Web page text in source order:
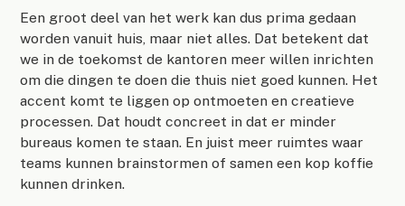
Een groot deel van het werk kan dus prima gedaan
worden vanuit huis, maar niet alles. Dat betekent dat
we in de toekomst de kantoren meer willen inrichten
om die dingen te doen die thuis niet goed kunnen. Het
accent komt te liggen op ontmoeten en creatieve
processen. Dat houdt concreet in dat er minder
bureaus komen te staan. En juist meer ruimtes waar
teams kunnen brainstormen of samen een kop koffie
kunnen drinken.